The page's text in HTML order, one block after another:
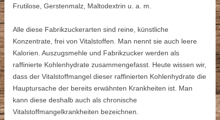
Frutilose, Gerstenmalz, Maltodextrin u. a. m.
Alle diese Fabrikzuckerarten sind reine, künstliche
Konzentrate, frei von Vitalstoffen. Man nennt sie auch leere
Kalorien. Auszugsmehle und Fabrikzucker werden als
raffinierte Kohlenhydrate zusammengefasst. Heute wissen wir,
dass der Vitalstoffmangel dieser raffinierten Kohlenhydrate die
Hauptursache der bereits erwähnten Krankheiten ist. Man
kann diese deshalb auch als chronische
Vitalstoffmangelkrankheiten bezeichnen.